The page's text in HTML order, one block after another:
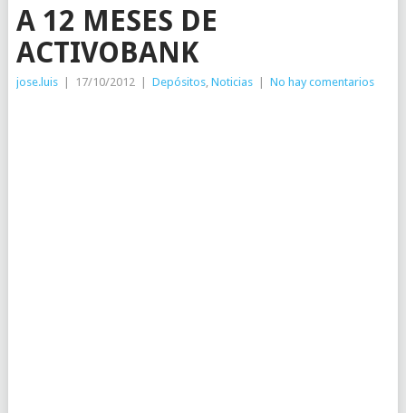
A 12 MESES DE
ACTIVOBANK
jose.luis 17/10/2012 Depósitos, Noticias No hay comentarios